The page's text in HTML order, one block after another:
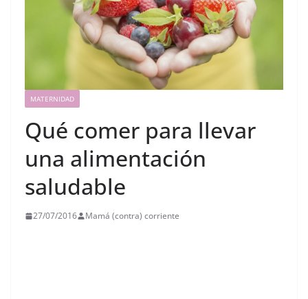
MATERNIDAD
Qué comer para llevar
una alimentación
saludable
27/07/2016 Mamá (contra) corriente